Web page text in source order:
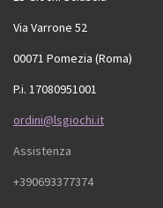
Via Varrone 52
00071 Pomezia (Roma)
P.i. 17080951001
ordini@lsgiochi.it
Assistenza
+390693377374